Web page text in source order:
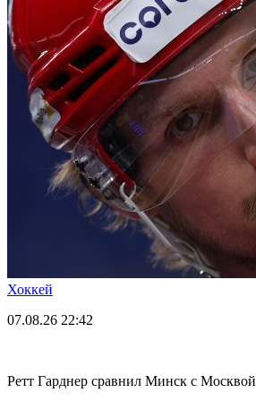
Хоккей
07.08.26 22:42
Ретт Гарднер сравнил Минск с Москвой